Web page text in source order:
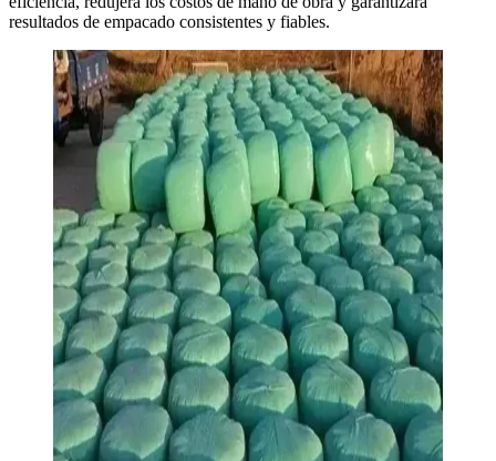
resultados de empacado consistentes y fiables.